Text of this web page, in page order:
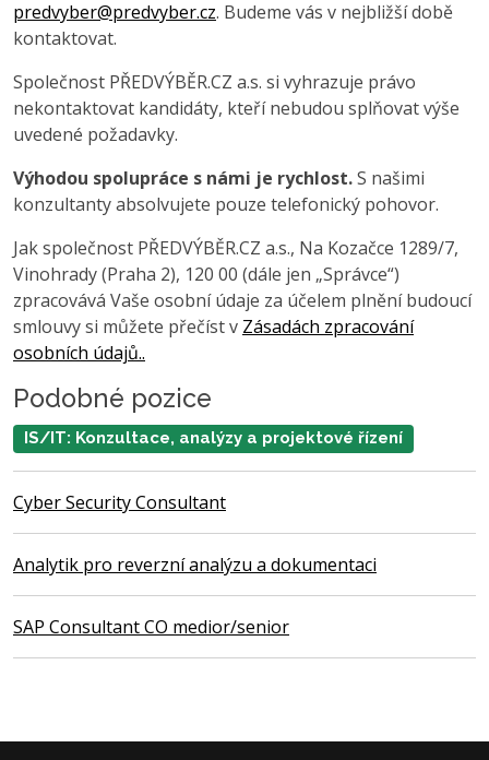
predvyber@predvyber.cz. Budeme vás v nejbližší době
kontaktovat.
Společnost PŘEDVÝBĚR.CZ a.s. si vyhrazuje právo
nekontaktovat kandidáty, kteří nebudou splňovat výše
uvedené požadavky.
Výhodou spolupráce s námi je rychlost.S našimi
konzultanty absolvujete pouze telefonický pohovor.
Jak společnost PŘEDVÝBĚR.CZ a.s., Na Kozačce 1289/7,
Vinohrady (Praha 2), 120 00 (dále jen „Správce“)
zpracovává Vaše osobní údaje za účelem plnění budoucí
smlouvy si můžete přečíst v Zásadách zpracování
osobních údajů..
Podobné pozice
IS/IT: Konzultace, analýzy a projektové řízení
Cyber Security Consultant
Analytik pro reverzní analýzu a dokumentaci
SAP Consultant CO medior/senior